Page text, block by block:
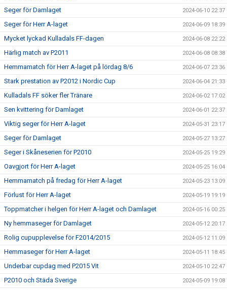
Seger för Damlaget 2024-06-10 22:37
Seger för Herr A-laget 2024-06-09 18:39
Mycket lyckad Kulladals FF-dagen 2024-06-08 22:22
Härlig match av P2011 2024-06-08 08:38
Hemmamatch för Herr A-laget på lördag 8/6 2024-06-07 23:36
Stark prestation av P2012 i Nordic Cup 2024-06-04 21:33
Kulladals FF söker fler Tränare 2024-06-02 17:02
Sen kvittering för Damlaget 2024-06-01 22:37
Viktig seger för Herr A-laget 2024-05-31 23:17
Seger för Damlaget 2024-05-27 13:27
Seger i Skåneserien för P2010 2024-05-25 19:29
Oavgjort för Herr A-laget 2024-05-25 16:04
Hemmamatch på fredag för Herr A-laget 2024-05-23 13:09
Förlust för Herr A-laget 2024-05-19 19:19
Toppmatcher i helgen för Herr A-laget och Damlaget 2024-05-16 00:25
Ny hemmaseger för Damlaget 2024-05-12 20:17
Rolig cupupplevelse för F2014/2015 2024-05-12 11:09
Hemmaseger för Herr A-laget 2024-05-11 18:45
Underbar cupdag med P2015 Vit 2024-05-10 22:47
P2010 och Städa Sverige 2024-05-09 19:08